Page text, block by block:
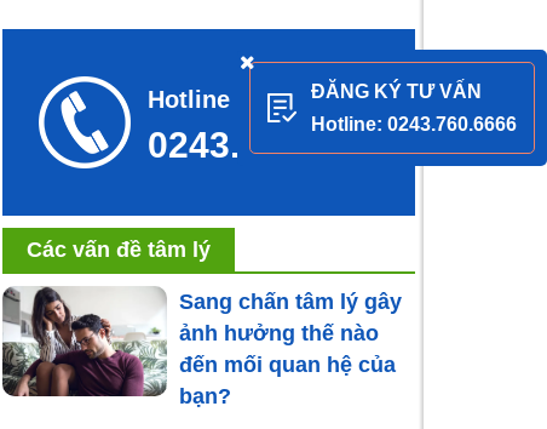
Hotline tư vấn
0243.760.6666
Các vấn đề tâm lý
Sang chấn tâm lý gây
ảnh hưởng thế nào
đến mối quan hệ của
bạn?
ĐĂNG KÝ TƯ VẤN
Hotline: 0243.760.6666